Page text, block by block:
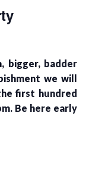
bigger, badder
we will
first hundred
Be here early